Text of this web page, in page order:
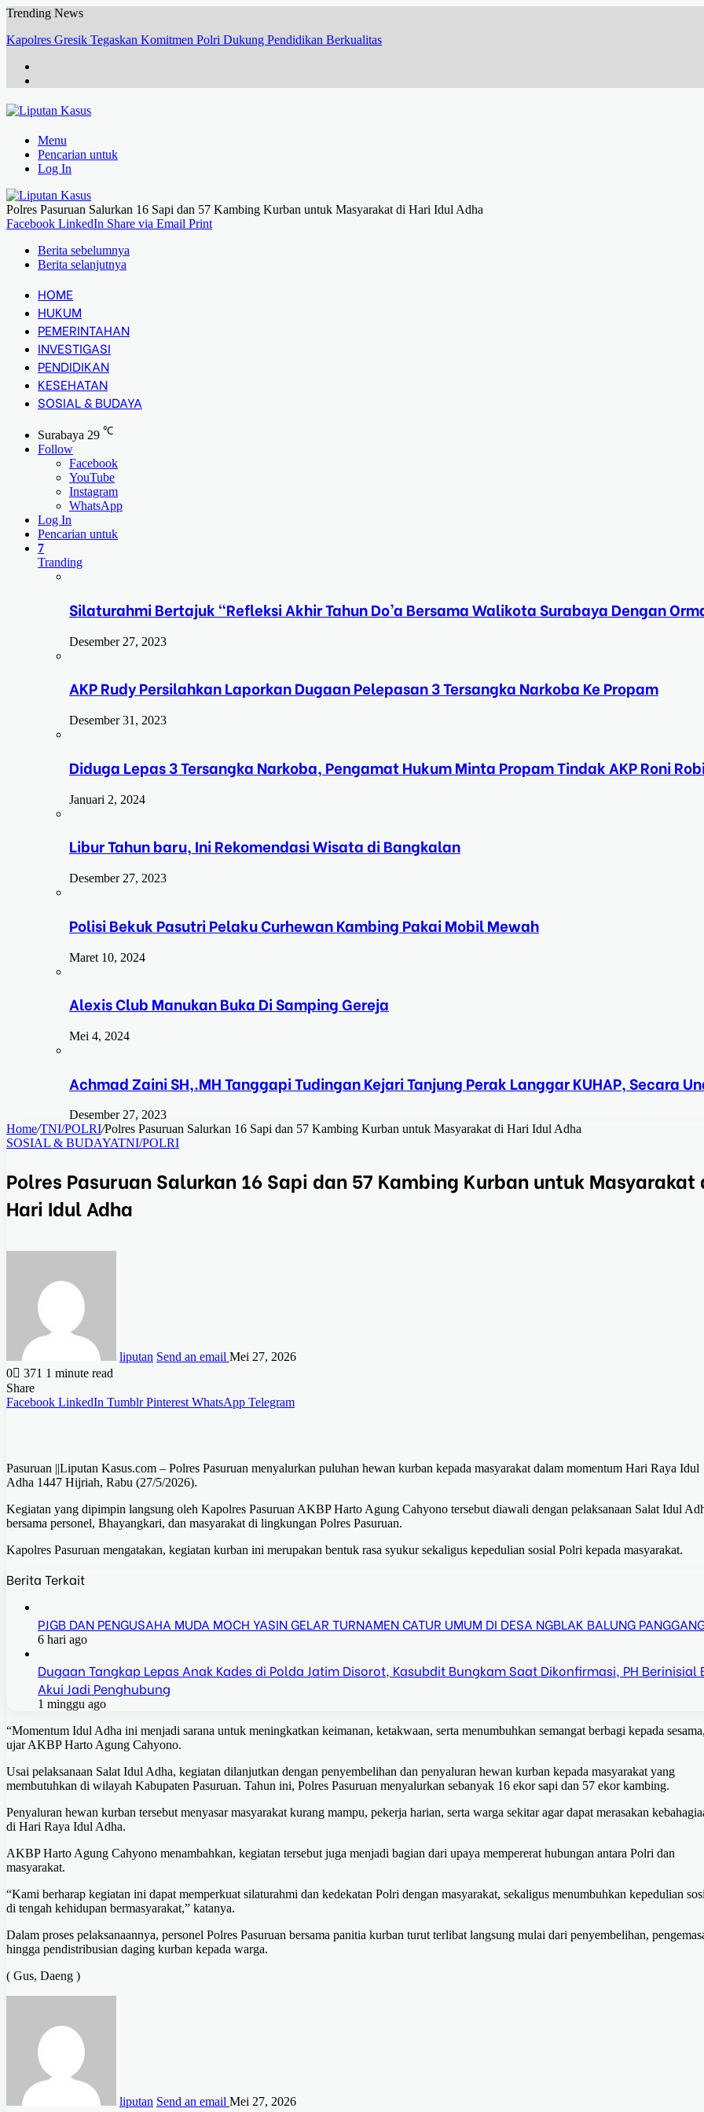
Trending News
Sinergi Polisi dan Petani, Polres Pelabuhan Tanjung Perak Panen Jagung Pulut Ketan Ungu
Menu
Pencarian untuk
Log In
Polres Pasuruan Salurkan 16 Sapi dan 57 Kambing Kurban untuk Masyarakat di Hari Idul Adha
Facebook LinkedIn Share via Email Print
Berita sebelumnya
Berita selanjutnya
HOME
HUKUM
PEMERINTAHAN
INVESTIGASI
PENDIDIKAN
KESEHATAN
SOSIAL & BUDAYA
Surabaya 29 ℃
Follow
Facebook
YouTube
Instagram
WhatsApp
Log In
Pencarian untuk
7
Tranding
Silaturahmi Bertajuk “Refleksi Akhir Tahun Do’a Bersama Walikota Surabaya Dengan
Desember 27, 2023
AKP Rudy Persilahkan Laporkan Dugaan Pelepasan 3 Tersangka Narkoba Ke Propam
Desember 31, 2023
Diduga Lepas 3 Tersangka Narkoba, Pengamat Hukum Minta Propam Tindak AKP Roni
Januari 2, 2024
Libur Tahun baru, Ini Rekomendasi Wisata di Bangkalan
Desember 27, 2023
Polisi Bekuk Pasutri Pelaku Curhewan Kambing Pakai Mobil Mewah
Maret 10, 2024
Alexis Club Manukan Buka Di Samping Gereja
Mei 4, 2024
Achmad Zaini SH,.MH Tanggapi Tudingan Kejari Tanjung Perak Langgar KUHAP, Secara
Desember 27, 2023
Home/TNI/POLRI/Polres Pasuruan Salurkan 16 Sapi dan 57 Kambing Kurban untuk Masyarakat di Hari Idul Adha
SOSIAL & BUDAYATNI/POLRI
Polres Pasuruan Salurkan 16 Sapi dan 57 Kambing Kurban untuk Masyarakat
Hari Idul Adha
liputan Send an email Mei 27, 2026
0
371 1 minute read
Share
Facebook LinkedIn Tumblr Pinterest WhatsApp Telegram
Pasuruan ||Liputan Kasus.com – Polres Pasuruan menyalurkan puluhan hewan kurban kepada masyarakat dalam momentum Hari Raya Idul
Adha 1447 Hijriah, Rabu (27/5/2026).
Kegiatan yang dipimpin langsung oleh Kapolres Pasuruan AKBP Harto Agung Cahyono tersebut diawali dengan pelaksanaan Salat Idul
bersama personel, Bhayangkari, dan masyarakat di lingkungan Polres Pasuruan.
Kapolres Pasuruan mengatakan, kegiatan kurban ini merupakan bentuk rasa syukur sekaligus kepedulian sosial Polri kepada masyarakat.
Berita Terkait
PJGB DAN PENGUSAHA MUDA MOCH YASIN GELAR TURNAMEN CATUR UMUM DI DESA NGBLAK BALUNG
6 hari ago
Dugaan Tangkap Lepas Anak Kades di Polda Jatim Disorot, Kasubdit Bungkam Saat Dikonfirmasi, PH Berinisial
Akui Jadi Penghubung
1 minggu ago
“Momentum Idul Adha ini menjadi sarana untuk meningkatkan keimanan, ketakwaan, serta menumbuhkan semangat berbagi kepada
ujar AKBP Harto Agung Cahyono.
Usai pelaksanaan Salat Idul Adha, kegiatan dilanjutkan dengan penyembelihan dan penyaluran hewan kurban kepada masyarakat yang
membutuhkan di wilayah Kabupaten Pasuruan. Tahun ini, Polres Pasuruan menyalurkan sebanyak 16 ekor sapi dan 57 ekor kambing.
Penyaluran hewan kurban tersebut menyasar masyarakat kurang mampu, pekerja harian, serta warga sekitar agar dapat merasakan
di Hari Raya Idul Adha.
AKBP Harto Agung Cahyono menambahkan, kegiatan tersebut juga menjadi bagian dari upaya mempererat hubungan antara Polri dan
masyarakat.
“Kami berharap kegiatan ini dapat memperkuat silaturahmi dan kedekatan Polri dengan masyarakat, sekaligus menumbuhkan kepedulian
di tengah kehidupan bermasyarakat,” katanya.
Dalam proses pelaksanaannya, personel Polres Pasuruan bersama panitia kurban turut terlibat langsung mulai dari penyembelihan,
hingga pendistribusian daging kurban kepada warga.
( Gus, Daeng )
liputan Send an email Mei 27, 2026